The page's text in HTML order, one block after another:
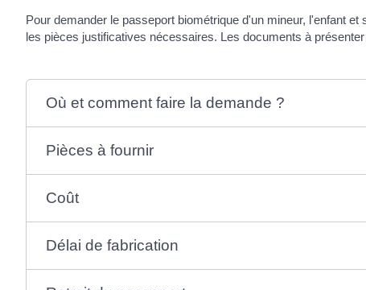
Pour demander le passeport biométrique d'un mineur, l'enfant
les pièces justificatives nécessaires. Les documents à
Où et comment faire la demande ?
Pièces à fournir
Coût
Délai de fabrication